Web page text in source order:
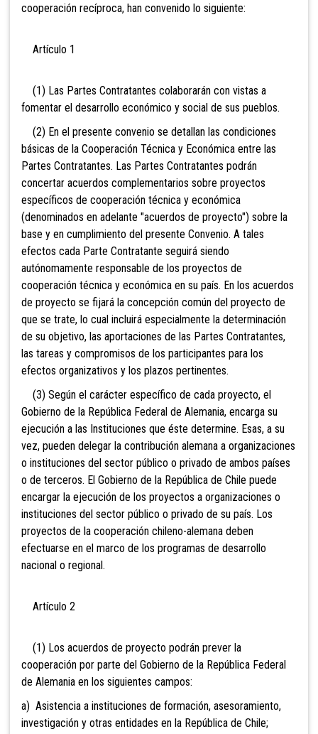
cooperación recíproca, han convenido lo siguiente:
Artículo 1
(1) Las Partes Contratantes colaborarán con vistas a
fomentar el desarrollo económico y social de sus pueblos.
(2) En el presente convenio se detallan las condiciones
básicas de la Cooperación Técnica y Económica entre las
Partes Contratantes. Las Partes Contratantes podrán
concertar acuerdos complementarios sobre proyectos
específicos de cooperación técnica y económica
(denominados en adelante "acuerdos de proyecto") sobre la
base y en cumplimiento del presente Convenio. A tales
efectos cada Parte Contratante seguirá siendo
autónomamente responsable de los proyectos de
cooperación técnica y económica en su país. En los acuerdos
de proyecto se fijará la concepción común del proyecto de
que se trate, lo cual incluirá especialmente la determinación
de su objetivo, las aportaciones de las Partes Contratantes,
las tareas y compromisos de los participantes para los
efectos organizativos y los plazos pertinentes.
(3) Según el carácter específico de cada proyecto, el
Gobierno de la República Federal de Alemania, encarga su
ejecución a las Instituciones que éste determine. Esas, a su
vez, pueden delegar la contribución alemana a organizaciones
o instituciones del sector público o privado de ambos países
o de terceros. El Gobierno de la República de Chile puede
encargar la ejecución de los proyectos a organizaciones o
instituciones del sector público o privado de su país. Los
proyectos de la cooperación chileno-alemana deben
efectuarse en el marco de los programas de desarrollo
nacional o regional.
Artículo 2
(1) Los acuerdos de proyecto podrán prever la
cooperación por parte del Gobierno de la República Federal
de Alemania en los siguientes campos:
a) Asistencia a instituciones de formación, asesoramiento,
investigación y otras entidades en la República de Chile;